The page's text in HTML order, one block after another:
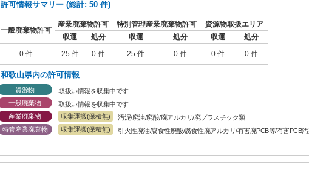
許可情報サマリー (総計: 50 件)
一般廃棄物許可
産業廃棄物許可 特別管理産業廃棄物許可
資源物取扱エリア
収運
処分 収運 処分 収運
処分
0 件
25 件 0 件 25 件 0 件 0 件 0 件
和歌山県内の許可情報
資源物
取扱い情報を収集中です
一般廃棄物
取扱い情報を収集中です
産業廃棄物
収集運搬(保積無)
汚泥/廃油/廃酸/廃アルカリ/廃プラスチック類
特管産業廃棄物
収集運搬(保積無) 引火性廃油/腐食性廃酸/腐食性廃アルカリ/有害廃PCB等/有害PCB